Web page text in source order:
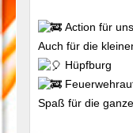
Action für
Auch für die
Hüpfburg
Spaß für die